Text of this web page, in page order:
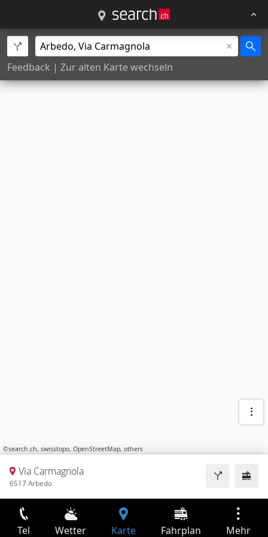
Feedback | Zur alten Karte wechseln
©search.ch, swisstopo, OpenStreetMap, others
Via Carmagnola
6517 Arbedo
Tel Wetter Karte Fahrplan Mehr